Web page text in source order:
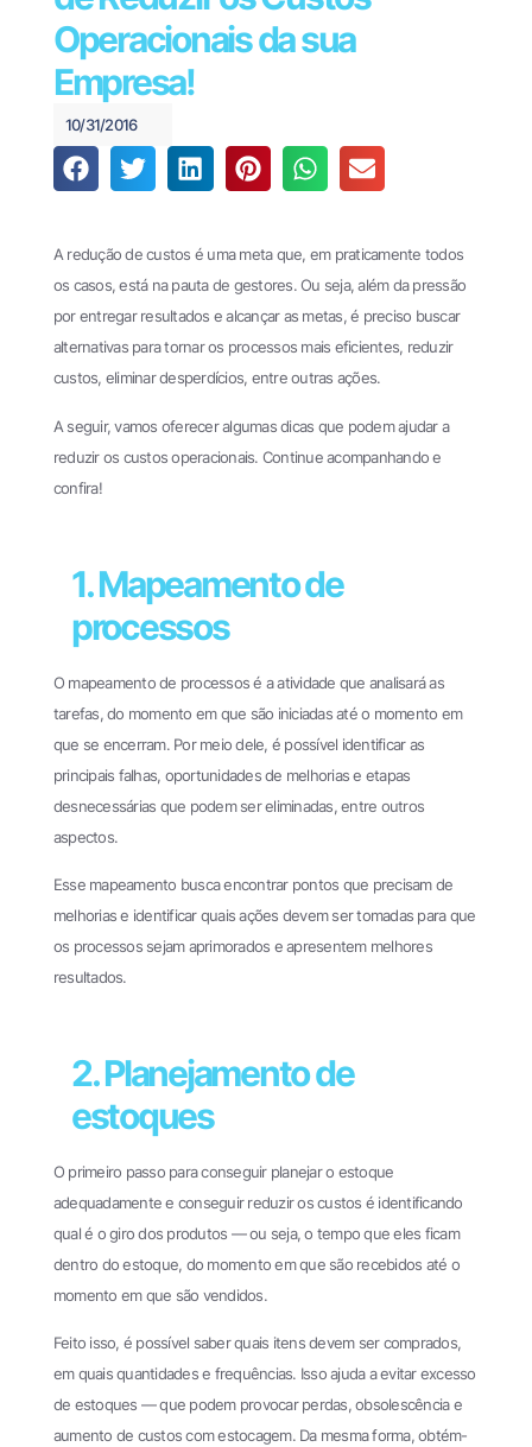
Pagamentos
Documentos
Fiscais
File
Transfer
Business
(61)
Operacionais da sua
Empresa!
10/31/2016
A redução de custos é uma meta que, em praticamente todos
os casos, está na pauta de gestores. Ou seja, além da pressão
por entregar resultados e alcançar as metas, é preciso buscar
alternativas para tornar os processos mais eficientes, reduzir
custos, eliminar desperdícios, entre outras ações.
A seguir, vamos oferecer algumas dicas que podem ajudar a
reduzir os custos operacionais. Continue acompanhando e
confira!
1. Mapeamento de
processos
O mapeamento de processos é a atividade que analisará as
tarefas, do momento em que são iniciadas até o momento em
que se encerram. Por meio dele, é possível identificar as
principais falhas, oportunidades de melhorias e etapas
desnecessárias que podem ser eliminadas, entre outros
aspectos.
Esse mapeamento busca encontrar pontos que precisam de
melhorias e identificar quais ações devem ser tomadas para que
os processos sejam aprimorados e apresentem melhores
resultados.
2. Planejamento de
estoques
O primeiro passo para conseguir planejar o estoque
adequadamente e conseguir reduzir os custos é identificando
qual é o giro dos produtos — ou seja, o tempo que eles ficam
dentro do estoque, do momento em que são recebidos até o
momento em que são vendidos.
Feito isso, é possível saber quais itens devem ser comprados,
em quais quantidades e frequências. Isso ajuda a evitar excesso
de estoques — que podem provocar perdas, obsolescência e
aumento de custos com estocagem. Da mesma forma, obtém-